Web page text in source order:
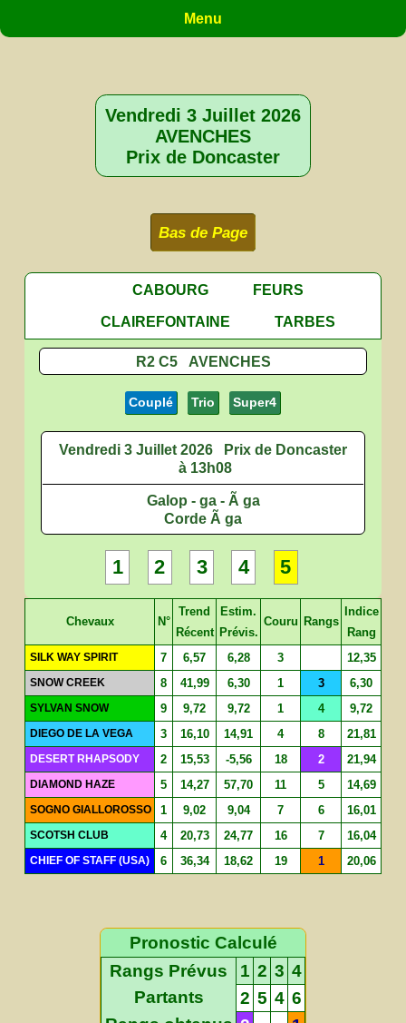
Menu
Vendredi 3 Juillet 2026
AVENCHES
Prix de Doncaster
Bas de Page
CABOURG
FEURS
CLAIREFONTAINE
TARBES
R2 C5 AVENCHES
Couplé Trio Super4
Vendredi 3 Juillet 2026
Prix de Doncaster
à 13h08
Galop - ga - Ã ga
Corde Ã ga
1 2 3 4 5
Chevaux N°
Trend
Récent
Estim.
Prévis.
Couru Rangs
Indice
Rang
SILK WAY SPIRIT 7 6,57 6,28 3 12,35
SNOW CREEK 8 41,99 6,30 1 3 6,30
SYLVAN SNOW 9 9,72 9,72 1 4 9,72
DIEGO DE LA VEGA 3 16,10 14,91 4 8 21,81
DESERT RHAPSODY 2 15,53 -5,56 18 2 21,94
DIAMOND HAZE 5 14,27 57,70 11 5 14,69
SOGNO GIALLOROSSO 1 9,02 9,04 7 6 16,01
SCOTSH CLUB 4 20,73 24,77 16 7 16,04
CHIEF OF STAFF (USA) 6 36,34 18,62 19 1 20,06
Pronostic Calculé
Rangs Prévus
1 2 3 4
Partants
2 5 4 6